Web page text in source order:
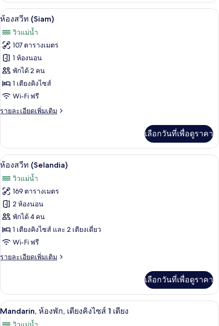
กับ
ห้อง
เตียง
เดี่ยว
เตียง
เปิด
ภาพถ่าย
ทั้งหมด
ของ
ห้อง
สวีท
(Siam)
6
ห้องสวีท (Siam)
วิวแม่น้ำ
107 ตารางเมตร
1 ห้องนอน
พักได้ 2 คน
1 เตียงคิงไซส์
Wi-Fi ฟรี
รายละเอียดเพิ่มเติม
ราย
เกี่ยว
กับ
ห้อง
ท
(Siam)
เลือกวันที่เพื่อดูราคา
เปิด
ภาพถ่าย
ทั้งหมด
ของ
ห้อง
สวีท
(Selandia)
ห้องสวีท (Selandia) | เครื่องนอนระดั
11
ห้องสวีท (Selandia)
วิวแม่น้ำ
169 ตารางเมตร
2 ห้องนอน
พักได้ 4 คน
1 เตียงคิงไซส์ และ 2 เตียงเดี่ยว
Wi-Fi ฟรี
รายละเอียดเพิ่มเติม
ราย
เกี่ยว
กับ
ห้อง
เลือกวันที่เพื่อดูราคา
เปิด
ภาพถ่าย
Mandarin, ห้องพัก, เตียงคิงไซส์ 1 เตี
5
Mandarin, ห้องพัก, เตียงคิงไซส์ 1 เตียง